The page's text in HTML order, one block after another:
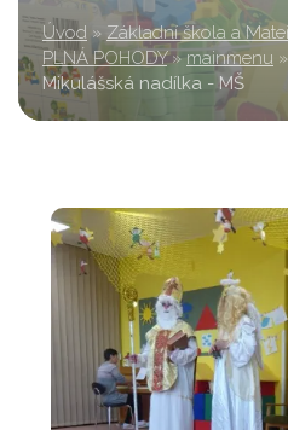
Úvod » Základní škola a
PLNÁ POHODY » mainmenu »
Mikulášská nadílka - MŠ